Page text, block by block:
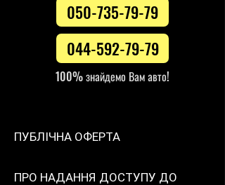
050-735-79-79
044-592-79-79
100% знайдемо Вам авто!
ПУБЛІЧНА ОФЕРТА
ПРО НАДАННЯ ДОСТУПУ ДО